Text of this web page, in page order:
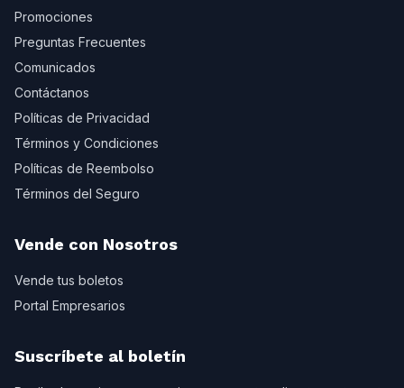
Promociones
Preguntas Frecuentes
Comunicados
Contáctanos
Políticas de Privacidad
Términos y Condiciones
Políticas de Reembolso
Términos del Seguro
Vende con Nosotros
Vende tus boletos
Portal Empresarios
Suscríbete al boletín